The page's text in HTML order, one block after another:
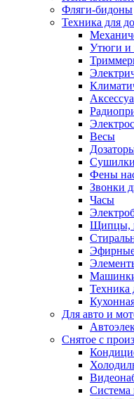
Фляги-бидоны
Техника для
Утюги и
Весы
Фены
Звонки
Часы
Щипцы,
Машинки
Техника
Для авто и
Снятое с
Система